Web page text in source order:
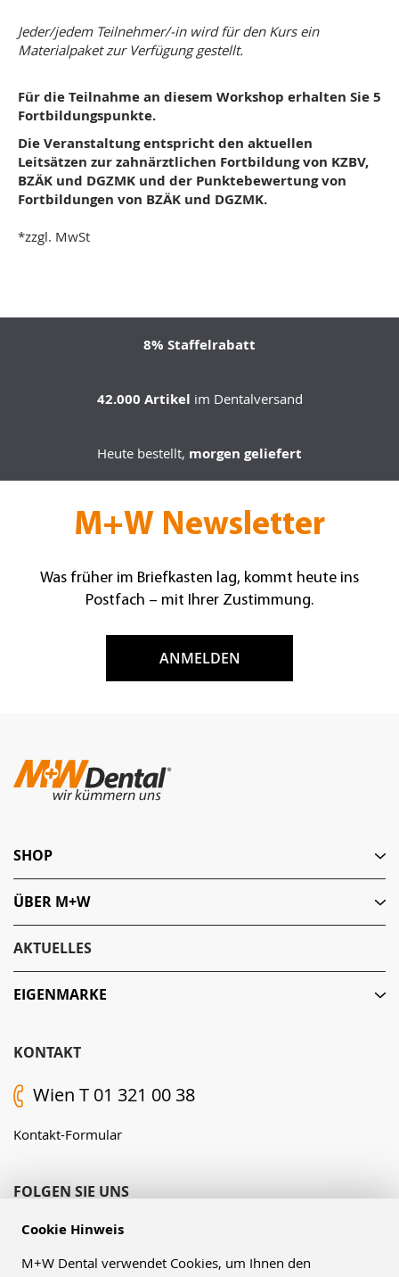
Cookie Hinweis
M+W Dental verwendet Cookies, um Ihnen den
Jeder/jedem Teilnehmer/-in wird für den Kurs ein
Materialpaket zur Verfügung gestellt.
Für die Teilnahme an diesem Workshop erhalten Sie 5
Fortbildungspunkte.
Die Veranstaltung entspricht den aktuellen
Leitsätzen zur zahnärztlichen Fortbildung von KZBV,
BZÄK und DGZMK und der Punktebewertung von
Fortbildungen von BZÄK und DGZMK.
*zzgl. MwSt
8% Staffelrabatt
42.000 Artikel im Dentalversand
Heute bestellt, morgen geliefert
M+W Newsletter
Was früher im Briefkasten lag, kommt heute ins
Postfach – mit Ihrer Zustimmung.
ANMELDEN
KONTAKT
Wien T 01 321 00 38
Kontakt-Formular
FOLGEN SIE UNS
SHOP
ÜBER M+W
AKTUELLES
EIGENMARKE